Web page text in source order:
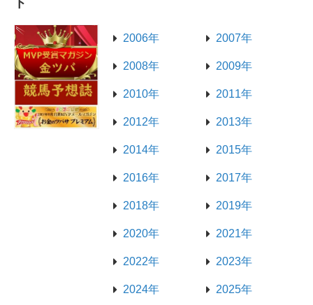
ト
2006年 2007年
2008年 2009年
2010年 2011年
2012年 2013年
2014年 2015年
2016年 2017年
2018年 2019年
2020年 2021年
2022年 2023年
2024年 2025年